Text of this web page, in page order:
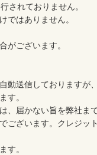
されておりません。
ではありません。
がございます。
動送信しておりますが
す。
届かない旨を弊社ま
ございます。クレジッ
す。